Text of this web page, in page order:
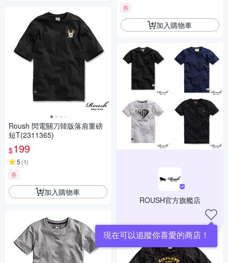
Roush 閃電關刀韓版落肩重磅
短T(2311365)
$199
5 (1)
券
加入購物車
券
加入購物車
ROUSH官方旗艦店
現在可以追蹤你喜愛的商店！